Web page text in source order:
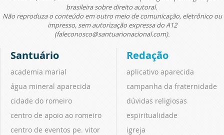
brasileira sobre direito autoral.
Não reproduza o conteúdo em outro meio de comunicação, eletrônico ou
impresso, sem autorização expressa do A12
(faleconosco@santuarionacional.com).
Santuário
academia marial
água mineral aparecida
cidade do romeiro
centro de apoio ao romeiro
centro de eventos pe. vitor
Redação
aplicativo aparecida
campanha da fraternidade
dúvidas religiosas
espiritualidade
igreja